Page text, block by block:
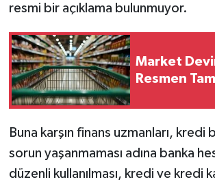
resmi bir açıklama bulunmuyor.
Market
Resmen
Buna karşın finans uzmanları, kredi
sorun yaşanmaması adına banka
düzenli kullanılması, kredi ve kredi